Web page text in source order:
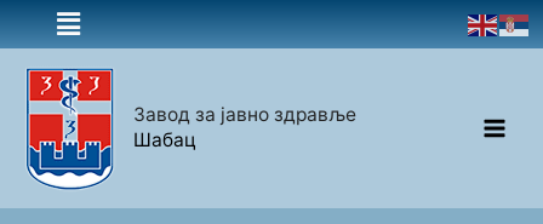
Завод за јавно здравље
Шабац